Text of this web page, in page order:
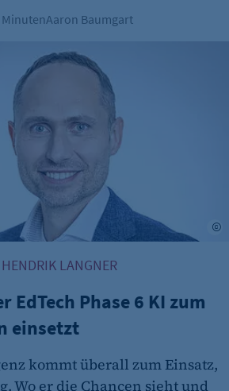
MinutenAaron Baumgart
Phase 6 KI zum Sprachenlernen
LANGNER
EdTech Phase 6 KI zum
einsetzt
kommt überall zum Einsatz,
Wo er die Chancen sieht und